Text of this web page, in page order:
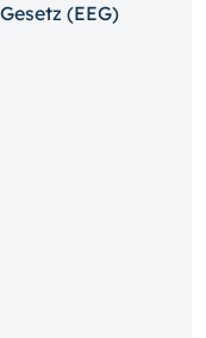
(EEG)